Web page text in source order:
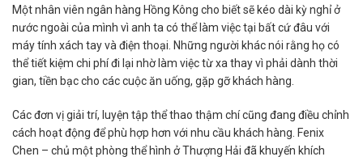
Một nhân viên ngân hàng Hồng Kông cho biết sẽ kéo dài kỳ nghỉ ở
nước ngoài của mình vì anh ta có thể làm việc tại bất cứ đâu với
máy tính xách tay và điện thoại. Những người khác nói rằng họ có
thể tiết kiệm chi phí đi lại nhờ làm việc từ xa thay vì phải dành thời
gian, tiền bạc cho các cuộc ăn uống, gặp gỡ khách hàng.
Các đơn vị giải trí, luyện tập thể thao thậm chí cũng đang điều chỉnh
cách hoạt động để phù hợp hơn với nhu cầu khách hàng. Fenix
Chen – chủ một phòng thể hình ở Thượng Hải đã khuyến khích